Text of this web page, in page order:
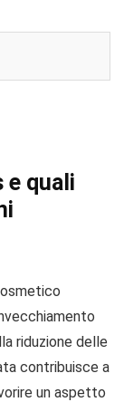
e quali
riduzione delle
contribuisce a
un aspetto